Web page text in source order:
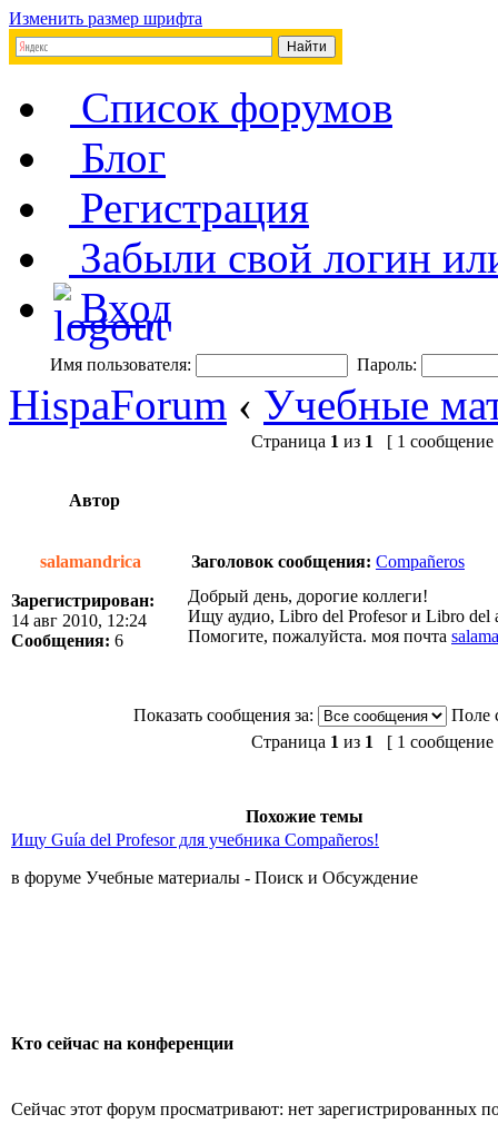
Изменить размер шрифта
Список форумов
Блог
Регистрация
Забыли свой логин
Вход
Имя пользователя: Пароль:
HispaForum ‹ Учебные
Страница 1 из 1 [ 1 сообщение
Автор
salamandrica Заголовок сообщения: Compañeros
Зарегистрирован:
14 авг 2010, 12:24
Сообщения: 6
Добрый день, дорогие коллеги!
Ищу аудио, Libro del Profesor и Libro del
Помогите, пожалуйста. моя почта
Показать сообщения за:
Поле
Страница 1 из 1 [ 1 сообщение
Похожие темы
Ищу Guía del Profesor для учебника Compañeros!
в форуме Учебные материалы - Поиск и Обсуждение
Кто сейчас на конференции
Сейчас этот форум просматривают: нет зарегистрированных